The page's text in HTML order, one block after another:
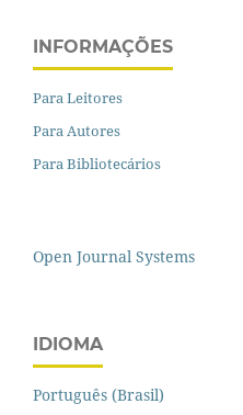
INFORMAÇÕES
Para Leitores
Para Autores
Para Bibliotecários
Open Journal Systems
IDIOMA
Português (Brasil)